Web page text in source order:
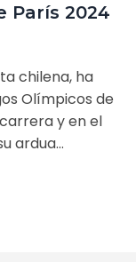
París 2024
chilena, ha
Olímpicos de
y en el
ardua
altas
en el